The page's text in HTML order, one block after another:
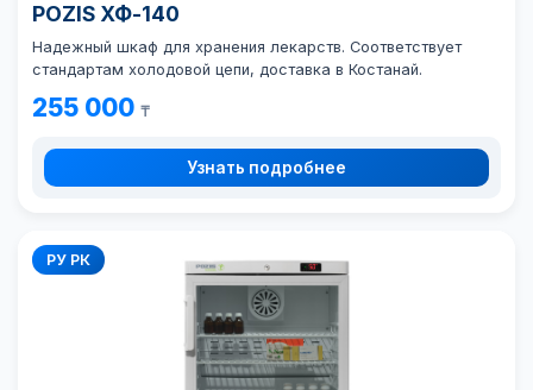
POZIS ХФ-140
Надежный шкаф для хранения лекарств. Соответствует
стандартам холодовой цепи, доставка в Костанай.
255 000 ₸
Узнать подробнее
РУ РК